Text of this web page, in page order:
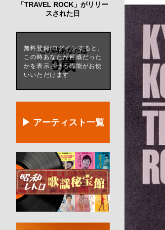
「TRAVEL ROCK」がリリー
スされた日
この時あなたは
0歳
無料登録/ログインすると、
この時あなたが何歳だった
かを表示させる機能がお使
いいただけます
▶ アーティスト一覧